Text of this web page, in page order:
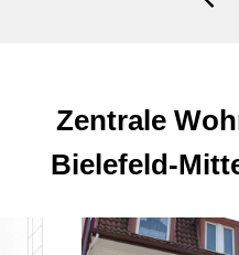
Zentrale
Bielefeld-